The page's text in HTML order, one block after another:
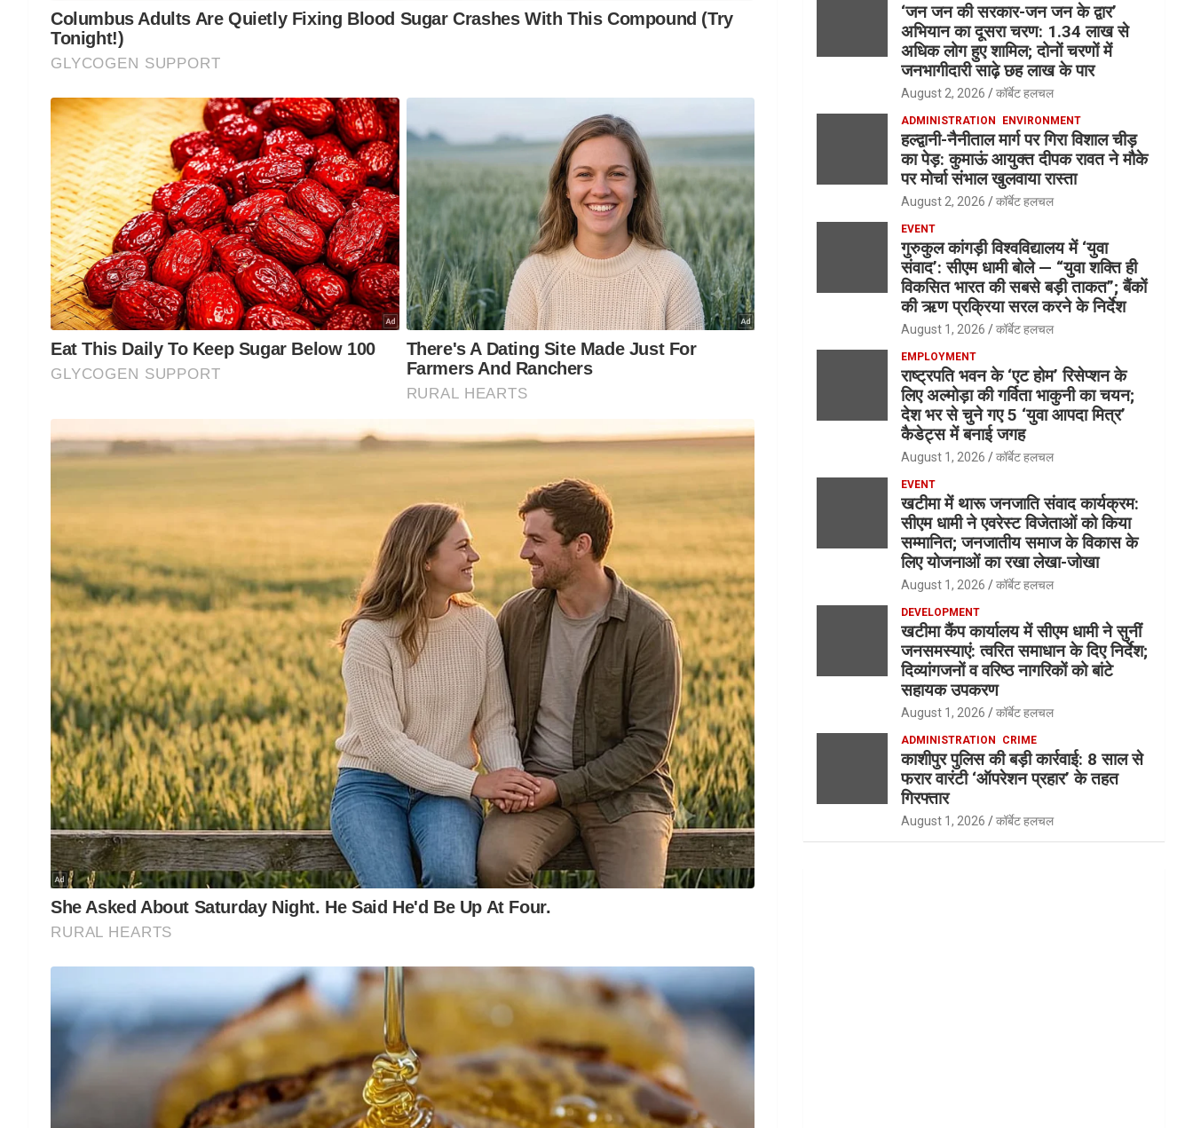
‘जन जन की सरकार-जन जन के द्वार’
अभियान का दूसरा चरण: 1.34 लाख से
अधिक लोग हुए शामिल; दोनों चरणों में
जनभागीदारी साढ़े छह लाख के पार
August 2, 2026 कॉर्बेट हलचल
ADMINISTRATION ENVIRONMENT
हल्द्वानी-नैनीताल मार्ग पर गिरा विशाल चीड़
का पेड़: कुमाऊं आयुक्त दीपक रावत ने मौके
पर मोर्चा संभाल खुलवाया रास्ता
August 2, 2026 कॉर्बेट हलचल
EVENT
गुरुकुल कांगड़ी विश्वविद्यालय में ‘युवा
संवाद’: सीएम धामी बोले — “युवा शक्ति ही
विकसित भारत की सबसे बड़ी ताकत”; बैंकों
की ऋण प्रक्रिया सरल करने के निर्देश
August 1, 2026 कॉर्बेट हलचल
EMPLOYMENT
राष्ट्रपति भवन के ‘एट होम’ रिसेप्शन के
लिए अल्मोड़ा की गर्विता भाकुनी का चयन;
देश भर से चुने गए 5 ‘युवा आपदा मित्र’
कैडेट्स में बनाई जगह
August 1, 2026 कॉर्बेट हलचल
EVENT
खटीमा में थारू जनजाति संवाद कार्यक्रम:
सीएम धामी ने एवरेस्ट विजेताओं को किया
सम्मानित; जनजातीय समाज के विकास के
लिए योजनाओं का रखा लेखा-जोखा
August 1, 2026 कॉर्बेट हलचल
DEVELOPMENT
खटीमा कैंप कार्यालय में सीएम धामी ने सुनीं
जनसमस्याएं: त्वरित समाधान के दिए निर्देश;
दिव्यांगजनों व वरिष्ठ नागरिकों को बांटे
सहायक उपकरण
August 1, 2026 कॉर्बेट हलचल
ADMINISTRATION CRIME
काशीपुर पुलिस की बड़ी कार्रवाई: 8 साल से
फरार वारंटी ‘ऑपरेशन प्रहार’ के तहत
गिरफ्तार
August 1, 2026 कॉर्बेट हलचल